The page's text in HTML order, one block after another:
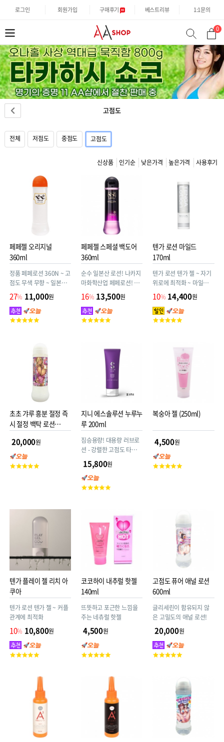
로그인 회원가입 구매후기 베스트리뷰 1:1문의
류
색
0
고점도
전체 저점도 중점도 고점도
신상품 인기순 낮은가격 높은가격 사용후기
페페젤 오리지널
360ml
정품 페페로션 360N ~ 고
점도 무색 무향 ~ 일본산
성인용품용 윤활제
27% 11,000원
고
페페젤 스페셜 백도어
360ml
순수 일본산 로션! 나카지
마화학산업 페페로션! 나
카지마화학산업 x 월드공
예 페페로션! 애널(고점
도)
16% 13,500원
고
텐가 로션 마일드
170ml
텐가 로션 텐가 젤 ~ 자기
위로에 최적화 ~ 마일드
고점도 TENGA LOTION
MILD 170ml
10% 14,400원
고
초초 갸루 흥분 절정 즉
시 절정 백탁 로션
20,000원
고
지니 에스솔루션 누루누
루 200ml
짐승용량! 대용량 러브로
션 - 강렬한 고점도 타입
(파라벤Free/6가지 유해
성분 없는 안심처방)
15,800원
고
복숭아 젤 (250ml)
4,500원
고
텐가 플레이 젤 리치 아
쿠아
텐가 로션 텐가 젤 ~ 커플
관계에 최적화
10% 10,800원
고
코코하이 내추럴 핫젤
140ml
뜨뜻하고 포근한 느낌을
주는 네츄럴 핫젤
4,500원
고
고점도 퓨어 애널 로션
600ml
글리세린이 함유되지 않
은 고밀도의 애널 로션!
20,000원
고